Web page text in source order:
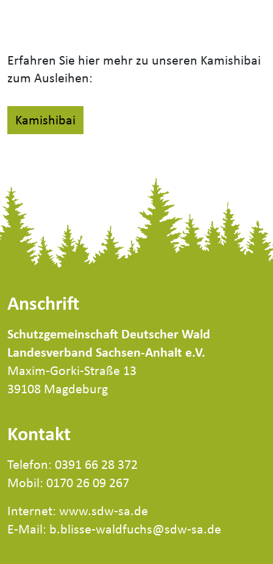
Erfahren Sie hier mehr zu unseren Kamishibai
zum Ausleihen:
Kamishibai
Anschrift
Schutzgemeinschaft Deutscher Wald
Landesverband Sachsen-Anhalt e.V.
Maxim-Gorki-Straße 13
39108 Magdeburg
Kontakt
Telefon: 0391 66 28 372
Mobil: 0170 26 09 267
Internet: www.sdw-sa.de
E-Mail: b.blisse-waldfuchs@sdw-sa.de